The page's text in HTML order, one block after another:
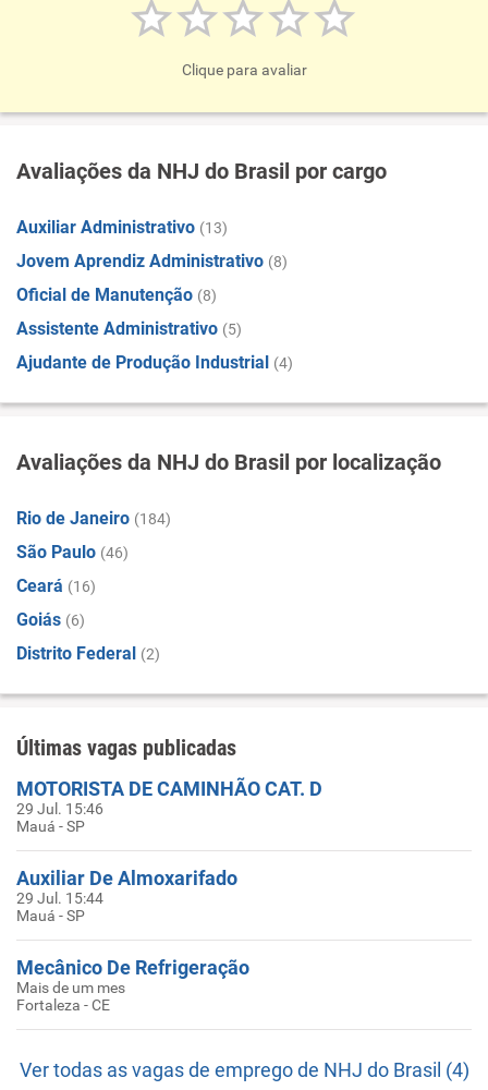
Clique para avaliar
Avaliações da NHJ do Brasil por cargo
Auxiliar Administrativo (13)
Jovem Aprendiz Administrativo (8)
Oficial de Manutenção (8)
Assistente Administrativo (5)
Ajudante de Produção Industrial (4)
Avaliações da NHJ do Brasil por localização
Rio de Janeiro (184)
São Paulo (46)
Ceará (16)
Goiás (6)
Distrito Federal (2)
Últimas vagas publicadas
MOTORISTA DE CAMINHÃO CAT. D
29 Jul. 15:46
Mauá - SP
Auxiliar De Almoxarifado
29 Jul. 15:44
Mauá - SP
Mecânico De Refrigeração
Mais de um mes
Fortaleza - CE
Ver todas as vagas de emprego de NHJ do Brasil (4)